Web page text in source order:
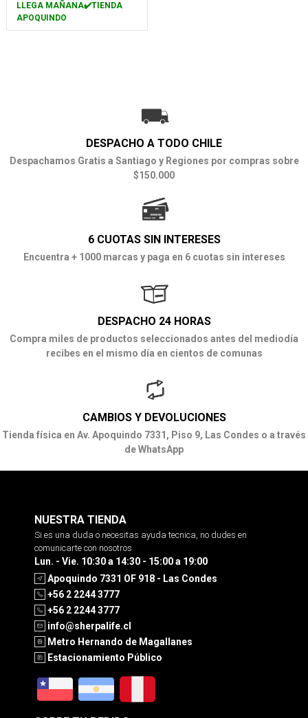
LLEGA MAÑANA✔️TIENDA
APOQUINDO
DESPACHO A TODO CHILE
Despachamos Gratis a Santiago y Regiones por compras sobre
$150.000
6 CUOTAS SIN INTERESES
Encuentra + 1000 marcas y paga en 6 cuotas sin intereses
DESPACHO 24 HORAS
Compra miles de productos seleccionados antes del mediodía
recibes en el mismo día en cientos de comunas
CAMBIOS Y DEVOLUCIONES
Tienda física en Av. Apoquindo 7331, Piso 9, Las Condes o a través
de WhatsApp
NUESTRA TIENDA
Si es una duda o necesitas ayuda tecnica, no dudes en
comunicarte con nosotros
Lun. - Vie. 10:30 a 14:30 - 15:00 a 19:00
Apoquindo 7331 OF 918 - Las Condes
+56 2 2244 3777
+56 2 2244 3777
info@sherpalife.cl
Metro Hernando de Magallanes
Estacionamiento Público